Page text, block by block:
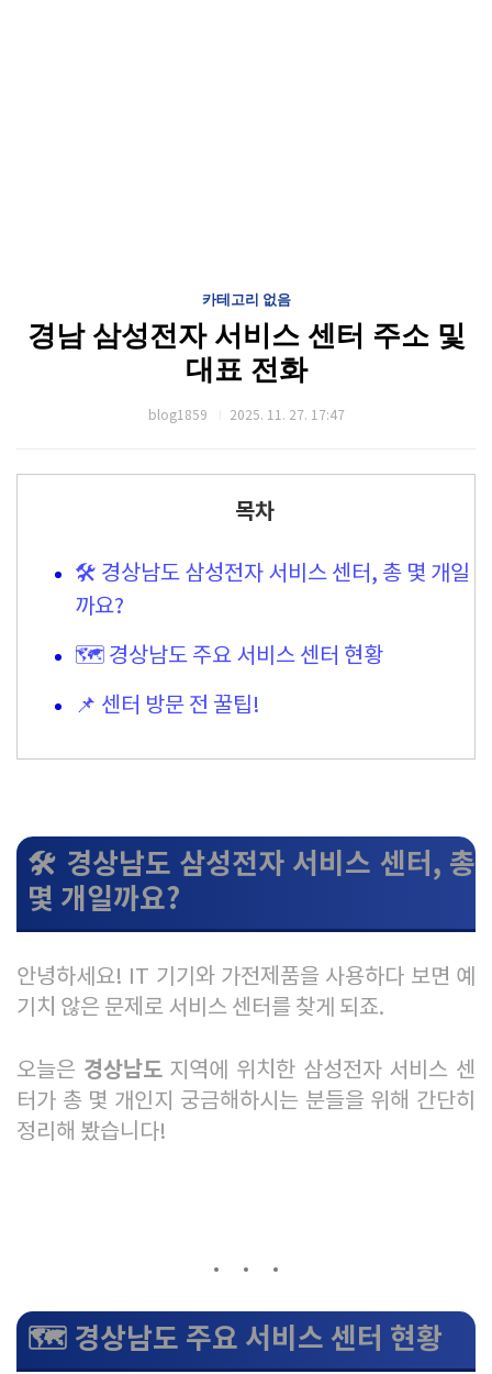
카테고리 없음
경남 삼성전자 서비스 센터 주소 및
대표 전화
blog1859 2025. 11. 27. 17:47
목차
🛠️ 경상남도 삼성전자 서비스 센터, 총 몇 개일
까요?
🗺️ 경상남도 주요 서비스 센터 현황
📌 센터 방문 전 꿀팁!
🛠️ 경상남도 삼성전자 서비스 센터, 총
몇 개일까요?
안녕하세요! IT 기기와 가전제품을 사용하다 보면 예
기치 않은 문제로 서비스 센터를 찾게 되죠.
오늘은 경상남도지역에 위치한 삼성전자 서비스 센
터가 총 몇 개인지 궁금해하시는 분들을 위해 간단히
정리해 봤습니다!
🗺️ 경상남도 주요 서비스 센터 현황